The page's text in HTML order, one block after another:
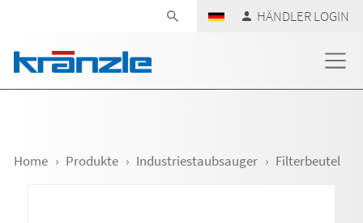
HÄNDLER LOGIN
Home Produkte Industriestaubsauger Filterbeutel